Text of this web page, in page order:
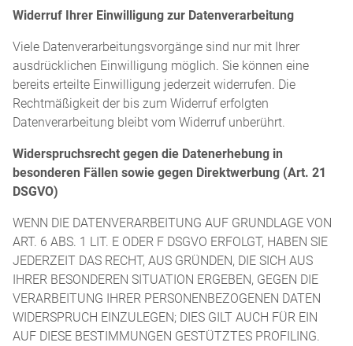
Widerruf Ihrer Einwilligung zur Datenverarbeitung
Viele Datenverarbeitungsvorgänge sind nur mit Ihrer
ausdrücklichen Einwilligung möglich. Sie können eine
bereits erteilte Einwilligung jederzeit widerrufen. Die
Rechtmäßigkeit der bis zum Widerruf erfolgten
Datenverarbeitung bleibt vom Widerruf unberührt.
Widerspruchsrecht gegen die Datenerhebung in
besonderen Fällen sowie gegen Direktwerbung (Art. 21
DSGVO)
WENN DIE DATENVERARBEITUNG AUF GRUNDLAGE VON
ART. 6 ABS. 1 LIT. E ODER F DSGVO ERFOLGT, HABEN SIE
JEDERZEIT DAS RECHT, AUS GRÜNDEN, DIE SICH AUS
IHRER BESONDEREN SITUATION ERGEBEN, GEGEN DIE
VERARBEITUNG IHRER PERSONENBEZOGENEN DATEN
WIDERSPRUCH EINZULEGEN; DIES GILT AUCH FÜR EIN
AUF DIESE BESTIMMUNGEN GESTÜTZTES PROFILING.